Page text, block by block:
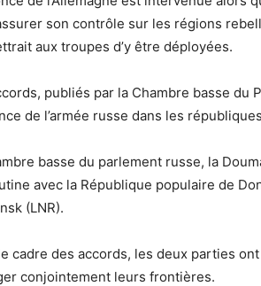
son contrôle sur les régions
aux troupes d’y être déployées.
publiés par la Chambre basse du
de l’armée russe dans les
basse du parlement russe, la
avec la République populaire de
(LNR).
cadre des accords, les deux parties
conjointement leurs frontières.